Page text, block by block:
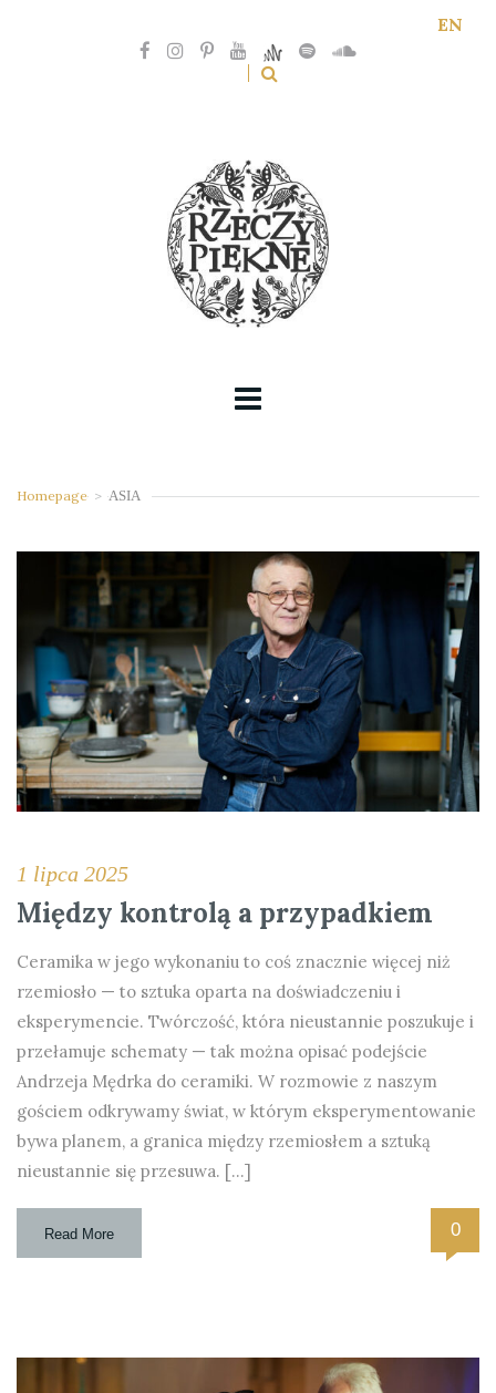
EN
Homepage > ASIA
1 lipca 2025
Między kontrolą a przypadkiem
Ceramika w jego wykonaniu to coś znacznie więcej niż
rzemiosło — to sztuka oparta na doświadczeniu i
eksperymencie. Twórczość, która nieustannie poszukuje i
przełamuje schematy — tak można opisać podejście
Andrzeja Mędrka do ceramiki. W rozmowie z naszym
gościem odkrywamy świat, w którym eksperymentowanie
bywa planem, a granica między rzemiosłem a sztuką
nieustannie się przesuwa. […]
Read More 0